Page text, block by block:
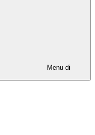
Menu di